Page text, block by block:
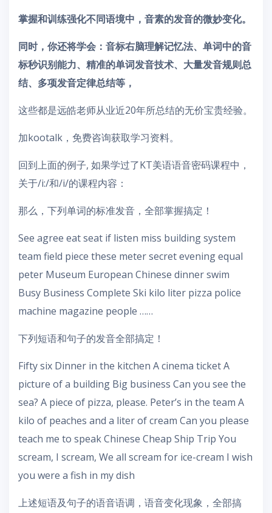
掌握和训练强化不同语境中，音素的发音的微妙变化。
同时，你还将学会：音标右脑理解记忆法、单词中的音
标秒识别能力、精准的单词发音技术、大量发音规则总
结、多项发音定律总结等，
这些都是远皓老师从业近20年所总结的无价宝贵经验。
加kootalk，免费咨询获取学习资料。
回到上面的例子, 如果学过了KT美语语音密码课程中，
关于/i:/和/i/的课程内容：
那么，下列单词的标准发音，全部掌握搞定！
See agree eat seat if listen miss building system
team field piece these meter secret evening equal
peter Museum European Chinese dinner swim
Busy Business Complete Ski kilo liter pizza police
machine magazine people ……
下列短语和句子的发音全部搞定！
Fifty six Dinner in the kitchen A cinema ticket A
picture of a building Big business Can you see the
sea? A piece of pizza, please. Peter’s in the team A
kilo of peaches and a liter of cream Can you please
teach me to speak Chinese Cheap Ship Trip You
scream, I scream, We all scream for ice-cream I wish
you were a fish in my dish
上述短语及句子的语音语调，语音变化现象，全部搞